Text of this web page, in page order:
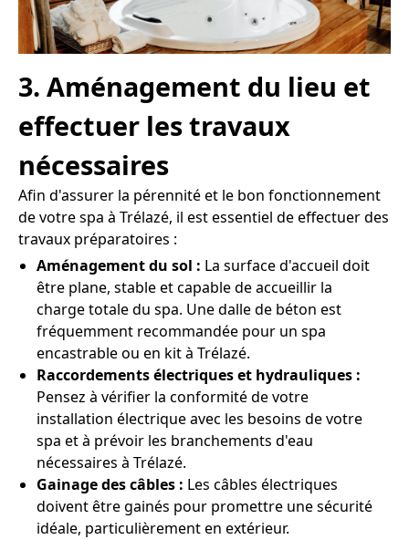
3. Aménagement du lieu et
effectuer les travaux
nécessaires
Afin d'assurer la pérennité et le bon fonctionnement
de votre spa à Trélazé, il est essentiel de effectuer des
travaux préparatoires :
Aménagement du sol : La surface d'accueil doit
être plane, stable et capable de accueillir la
charge totale du spa. Une dalle de béton est
fréquemment recommandée pour un spa
encastrable ou en kit à Trélazé.
Raccordements électriques et hydrauliques :
Pensez à vérifier la conformité de votre
installation électrique avec les besoins de votre
spa et à prévoir les branchements d'eau
nécessaires à Trélazé.
Gainage des câbles : Les câbles électriques
doivent être gainés pour promettre une sécurité
idéale, particulièrement en extérieur.